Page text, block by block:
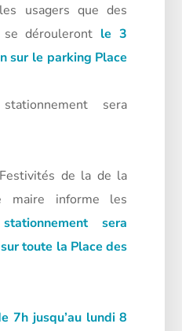
usagers que des
se dérouleront le 3
sur le parking Place
sera
de la de la
maire informe les
sera
toute la Place des
7h jusqu’au lundi 8